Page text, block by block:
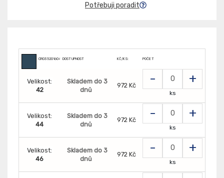
Potřebuji poradit
CR0352016040DOSTUPNOST KČ/KS: POČET
Velikost:
42
Skladem do 3
dnů
972 Kč - +
ks
Velikost:
44
Skladem do 3
dnů
972 Kč - +
ks
Velikost:
46
Skladem do 3
dnů
972 Kč - +
ks